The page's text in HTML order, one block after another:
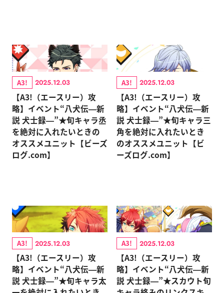
A3! 2025.12.03
【A3!（エースリー）攻
略】イベント“八犬伝―新
説 犬士録―”★旬キャラ丞
を絶対に入れたいときの
オススメユニット【ビーズ
ログ.com】
A3! 2025.12.03
【A3!（エースリー）攻
略】イベント“八犬伝―新
説 犬士録―”★旬キャラ三
角を絶対に入れたいとき
のオススメユニット【ビ
ーズログ.com】
A3! 2025.12.03
【A3!（エースリー）攻
略】イベント“八犬伝―新
説 犬士録―”★旬キャラ太
A3! 2025.12.03
【A3!（エースリー）攻
略】イベント“八犬伝―新
説 犬士録―”★スカウト旬